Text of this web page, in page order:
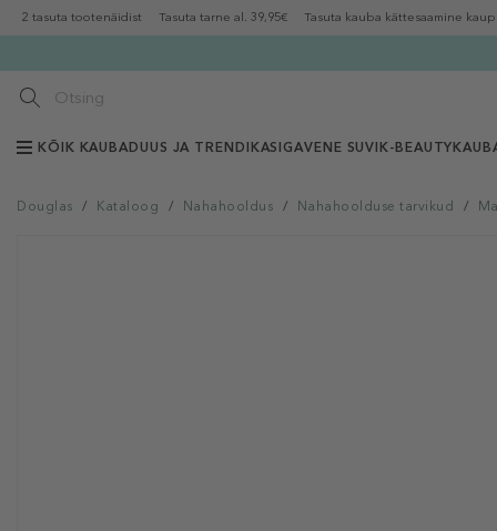
2 tasuta tootenäidist Tasuta tarne al. 39,95€ Tasuta kauba kättesaamine
KÕIK KAUBADUUS JA TRENDIKAS IGAVENE SUVI K-BEAUTY
Douglas / Kataloog / Nahahooldus / Nahahoolduse tarvikud /